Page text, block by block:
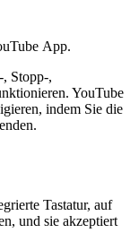
App.
, Stopp-,
YouTube
indem Sie die
Tastatur, auf
und sie akzeptiert